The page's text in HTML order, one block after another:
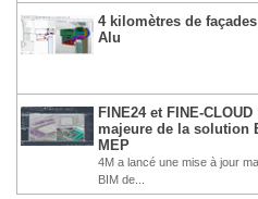
4 kilomètres de
Alu
FINE24 et FINE-
majeure de la solution
MEP
4M a lancé une mise à jour
BIM de...